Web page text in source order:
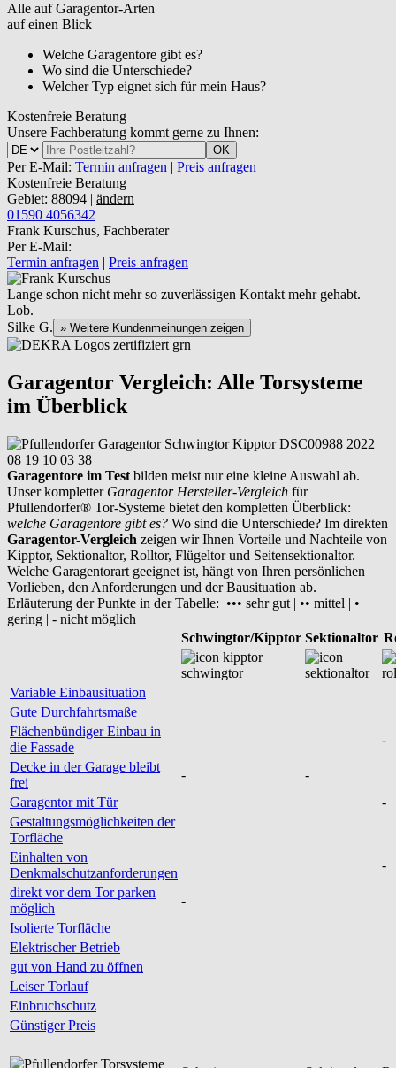
Alle auf Garagentor-Arten
auf einen Blick
Welche Garagentore gibt es?
Wo sind die Unterschiede?
Welcher Typ eignet sich für mein Haus?
Kostenfreie Beratung
Unsere Fachberatung kommt gerne zu Ihnen:
OK
Per E-Mail: Termin anfragen | Preis anfragen
Kostenfreie Beratung
Gebiet: 88094 | ändern
01590 4056342
Frank Kurschus, Fachberater
Per E-Mail:
Termin anfragen | Preis anfragen
Lange schon nicht mehr so zuverlässigen Kontakt mehr gehabt.
Lob.
Silke G. » Weitere Kundenmeinungen zeigen
Garagentor Vergleich: Alle Torsysteme
im Überblick
Garagentore im Test bilden meist nur eine kleine Auswahl ab.
Unser kompletter Garagentor Hersteller-Vergleich für
Pfullendorfer® Tor-Systeme bietet den kompletten Überblick:
welche Garagentore gibt es? Wo sind die Unterschiede? Im direkten
Garagentor-Vergleich zeigen wir Ihnen Vorteile und Nachteile von
Kipptor, Sektionaltor, Rolltor, Flügeltor und Seitensektionaltor.
Welche Garagentorart geeignet ist, hängt von Ihren persönlichen
Vorlieben, den Anforderungen und der Bausituation ab.
Erläuterung der Punkte in der Tabelle: ••• sehr gut | •• mittel | •
gering | - nicht möglich
Schwingtor/Kipptor Sektionaltor
Variable Einbausituation
Gute Durchfahrtsmaße
Flächenbündiger Einbau in
die Fassade
-
Decke in der Garage bleibt
frei
-
-
Garagentor mit Tür
-
Gestaltungsmöglichkeiten der
Torfläche
Einhalten von
Denkmalschutzanforderungen
-
direkt vor dem Tor parken
möglich
-
Isolierte Torfläche
Elektrischer Betrieb
gut von Hand zu öffnen
Leiser Torlauf
Einbruchschutz
Günstiger Preis